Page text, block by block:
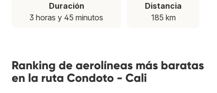
Duración
3 horas y 45 minutos
Distancia
185 km
Ranking de aerolíneas más baratas
en la ruta Condoto - Cali